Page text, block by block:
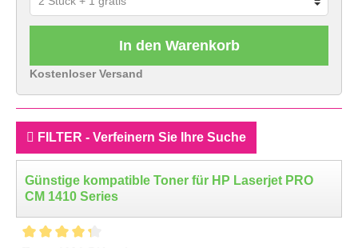
In den Warenkorb
Kostenloser Versand
FILTER - Verfeinern Sie Ihre Suche
Günstige kompatible Toner für HP Laserjet PRO
CM 1410 Series